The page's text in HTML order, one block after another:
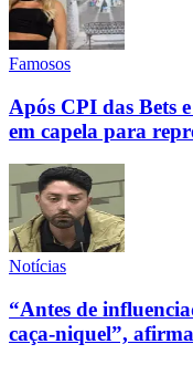
Famosos
Após CPI das Bets
em capela para
Notícias
“Antes de
caça-niquel”,